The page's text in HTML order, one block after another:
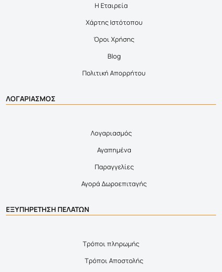
Η Εταιρεία
Χάρτης Ιστότοπου
Όροι Χρήσης
Blog
Πολιτική Απορρήτου
ΛΟΓΑΡΙΑΣΜΟΣ
Λογαριασμός
Αγαπημένα
Παραγγελίες
Αγορά Δωροεπιταγής
ΕΞΥΠΗΡΕΤΗΣΗ ΠΕΛΑΤΩΝ
Τρόποι πληρωμής
Τρόποι Αποστολής